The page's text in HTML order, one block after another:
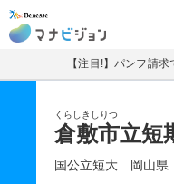
マナビジョン
【注目!】パンフ請
くらしきしりつ
倉敷市立短
国公立短大 岡山県